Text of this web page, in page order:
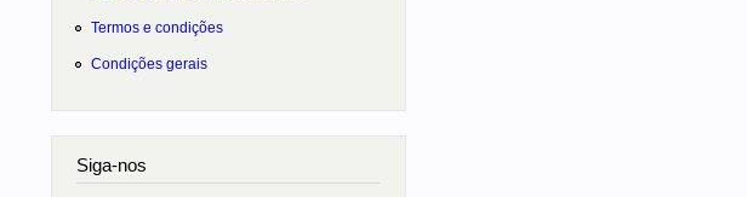
Termos e condições
Condições gerais
Siga-nos